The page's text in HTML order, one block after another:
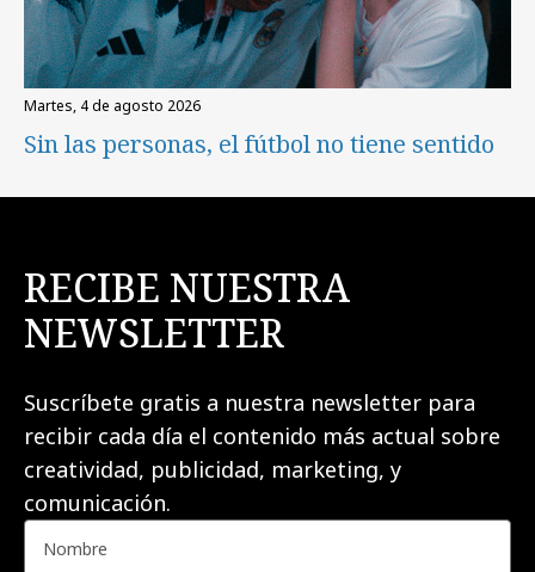
martes, 4 de agosto 2026
Sin las personas, el fútbol no tiene sentido
RECIBE NUESTRA
NEWSLETTER
Suscríbete gratis a nuestra newsletter para
recibir cada día el contenido más actual sobre
creatividad, publicidad, marketing, y
comunicación.